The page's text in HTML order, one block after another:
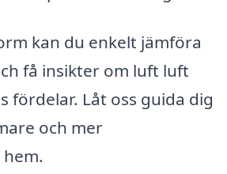
kan du enkelt jämföra
få insikter om luft luft
fördelar. Låt oss guida dig
och mer